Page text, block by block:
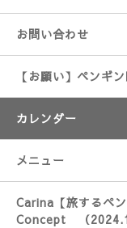
お問い合わせ
【お願い】ペンギ
カレンダー
メニュー
Carina【旅するペ
Concept （